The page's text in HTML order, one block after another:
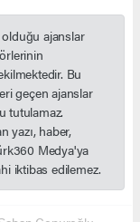
ajanslar
Bu
geçen ajanslar
tutulamaz.
yazı, haber,
Medya'ya
iktibas edilemez.